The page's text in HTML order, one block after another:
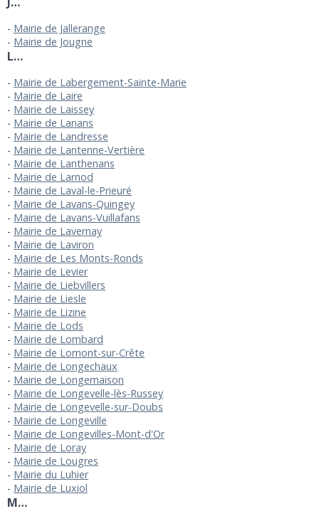
Mairie de Jallerange
Mairie de Jougne
L…
Mairie de Labergement-Sainte-Marie
Mairie de Laire
Mairie de Laissey
Mairie de Lanans
Mairie de Landresse
Mairie de Lantenne-Vertière
Mairie de Lanthenans
Mairie de Larnod
Mairie de Laval-le-Prieuré
Mairie de Lavans-Quingey
Mairie de Lavans-Vuillafans
Mairie de Lavernay
Mairie de Laviron
Mairie de Les Monts-Ronds
Mairie de Levier
Mairie de Liebvillers
Mairie de Liesle
Mairie de Lizine
Mairie de Lods
Mairie de Lombard
Mairie de Lomont-sur-Crête
Mairie de Longechaux
Mairie de Longemaison
Mairie de Longevelle-lès-Russey
Mairie de Longevelle-sur-Doubs
Mairie de Longeville
Mairie de Longevilles-Mont-d'Or
Mairie de Loray
Mairie de Lougres
Mairie du Luhier
Mairie de Luxiol
M…